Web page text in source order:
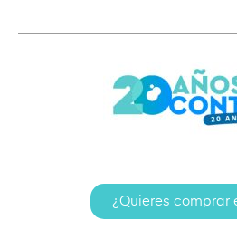
¿Quieres comprar